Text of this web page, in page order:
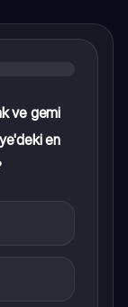
ve gemi
en